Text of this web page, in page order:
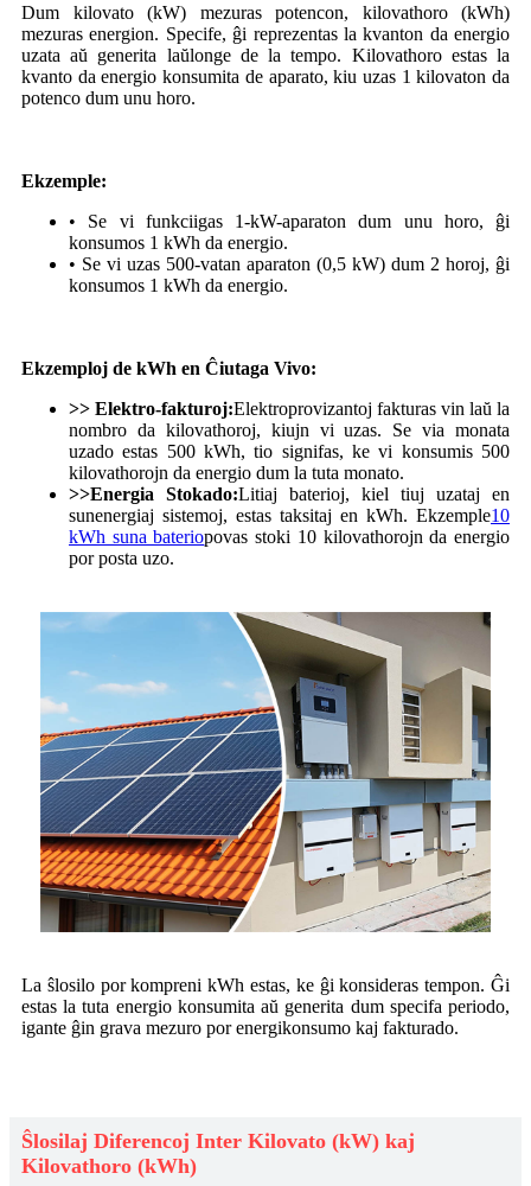
Dum kilovato (kW) mezuras potencon, kilovathoro (kWh)
mezuras energion. Specife, ĝi reprezentas la kvanton da energio
uzata aŭ generita laŭlonge de la tempo. Kilovathoro estas la
kvanto da energio konsumita de aparato, kiu uzas 1 kilovaton da
potenco dum unu horo.
Ekzemple:
• Se vi funkciigas 1-kW-aparaton dum unu horo, ĝi
konsumos 1 kWh da energio.
• Se vi uzas 500-vatan aparaton (0,5 kW) dum 2 horoj, ĝi
konsumos 1 kWh da energio.
Ekzemploj de kWh en Ĉiutaga Vivo:
>> Elektro-fakturoj:Elektroprovizantoj fakturas vin laŭ la
nombro da kilovathoroj, kiujn vi uzas. Se via monata
uzado estas 500 kWh, tio signifas, ke vi konsumis 500
kilovathorojn da energio dum la tuta monato.
>>Energia Stokado:Litiaj baterioj, kiel tiuj uzataj en
sunenergiaj sistemoj, estas taksitaj en kWh. Ekzemple10
kWh suna bateriopovas stoki 10 kilovathorojn da energio
por posta uzo.
La ŝlosilo por kompreni kWh estas, ke ĝi konsideras tempon. Ĝi
estas la tuta energio konsumita aŭ generita dum specifa periodo,
igante ĝin grava mezuro por energikonsumo kaj fakturado.
Ŝlosilaj Diferencoj Inter Kilovato (kW) kaj
Kilovathoro (kWh)